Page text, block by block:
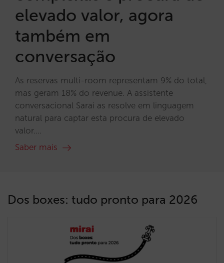
elevado valor, agora
também em
conversação
As reservas multi-room representam 9% do total,
mas geram 18% do revenue. A assistente
conversacional Sarai as resolve em linguagem
natural para captar esta procura de elevado
valor....
Saber mais
Dos boxes: tudo pronto para 2026